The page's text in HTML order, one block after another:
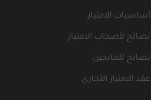
أساسيات الامتياز
نصائح لأصحاب الامتياز
نصائح للمانحين
عقد الامتياز التجاري